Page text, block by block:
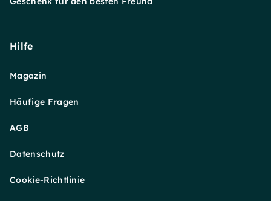
Hilfe
Magazin
Häufige Fragen
AGB
Datenschutz
Cookie-Richtlinie